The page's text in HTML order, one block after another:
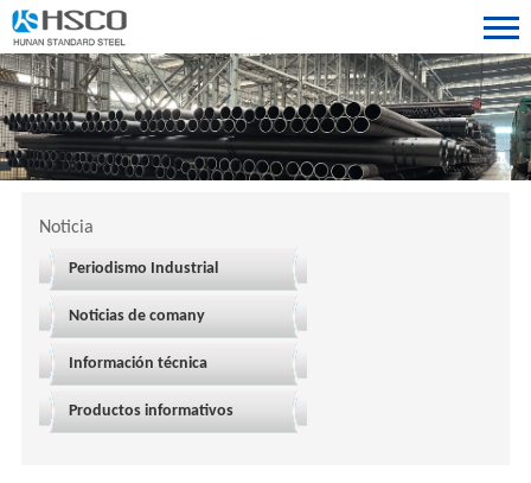
Noticia
Periodismo Industrial
Noticias de comany
Información técnica
Productos informativos